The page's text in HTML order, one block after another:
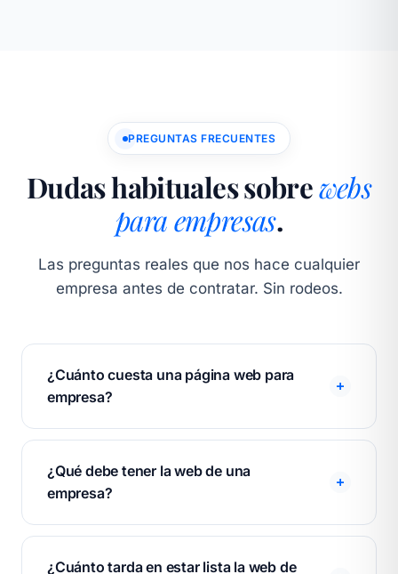
PREGUNTAS FRECUENTES
Dudas habituales sobrewebs
para empresas.
Las preguntas reales que nos hace cualquier
empresa antes de contratar. Sin rodeos.
¿Cuánto cuesta una página web para
empresa?
En WebsBarcelona, una página web profesional
para empresa es siempre pago único. El precio
final depende del número de páginas, si
específicas. No hay cuotas mensuales
¿Qué debe tener la web de una
empresa?
Una web de empresa que genera resultados
necesita: diseño adaptado a móvil, velocidad de
¿Cuánto tarda en estar lista la web de